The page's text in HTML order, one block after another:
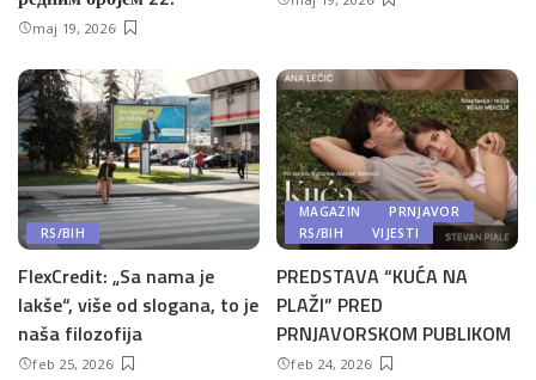
maj 19, 2026
RS/BIH
FlexCredit: „Sa nama je
lakše“, više od slogana, to je
naša filozofija
feb 25, 2026
MAGAZIN
PRNJAVOR
RS/BIH
VIJESTI
PREDSTAVA “KUĆA NA
PLAŽI” PRED
PRNJAVORSKOM PUBLIKOM
feb 24, 2026